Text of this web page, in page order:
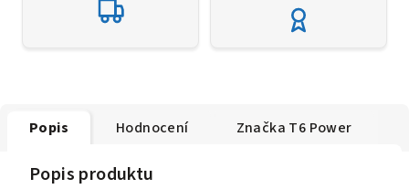
Popis Hodnocení Značka T6 Power
Popis produktu